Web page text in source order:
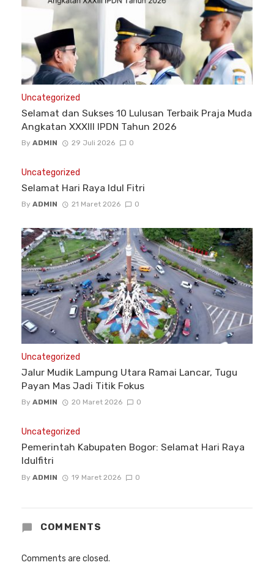
Uncategorized
Selamat dan Sukses 10 Lulusan Terbaik Praja Muda
Angkatan XXXIII IPDN Tahun 2026
By ADMIN 29 Juli 2026 0
Uncategorized
Selamat Hari Raya Idul Fitri
By ADMIN 21 Maret 2026 0
Uncategorized
Jalur Mudik Lampung Utara Ramai Lancar, Tugu
Payan Mas Jadi Titik Fokus
By ADMIN 20 Maret 2026 0
Uncategorized
Pemerintah Kabupaten Bogor: Selamat Hari Raya
Idulfitri
By ADMIN 19 Maret 2026 0
COMMENTS
Comments are closed.